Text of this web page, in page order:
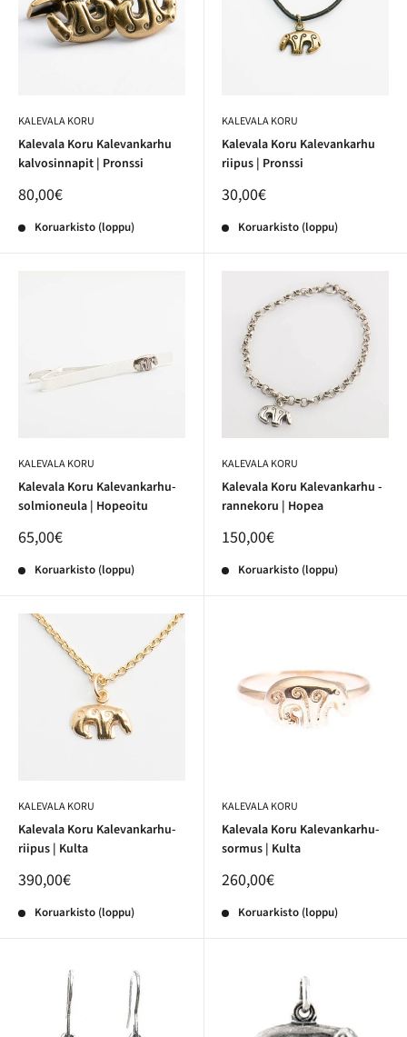
KALEVALA KORU
Kalevala Koru Kalevankarhu
kalvosinnapit | Pronssi
80,00€
Koruarkisto (loppu)
KALEVALA KORU
Kalevala Koru Kalevankarhu
riipus | Pronssi
30,00€
Koruarkisto (loppu)
KALEVALA KORU
Kalevala Koru Kalevankarhu-
solmioneula | Hopeoitu
65,00€
Koruarkisto (loppu)
KALEVALA KORU
Kalevala Koru Kalevankarhu -
rannekoru | Hopea
150,00€
Koruarkisto (loppu)
KALEVALA KORU
Kalevala Koru Kalevankarhu-
riipus | Kulta
390,00€
Koruarkisto (loppu)
KALEVALA KORU
Kalevala Koru Kalevankarhu-
sormus | Kulta
260,00€
Koruarkisto (loppu)